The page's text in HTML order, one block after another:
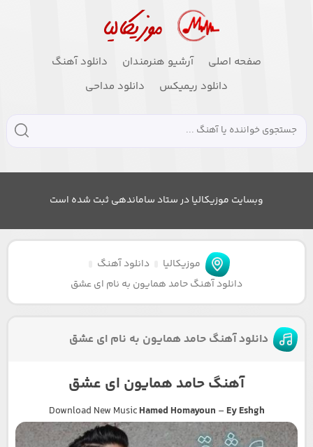
صفحه اصلی آرشیو هنرمندان
دانلود آهنگ
دانلود ریمیکس
دانلود مداحی
وبسایت موزیکالیا در ستاد ساماندهی ثبت شده است
موزیکالیا
دانلود آهنگ
دانلود آهنگ حامد همایون به نام ای عشق
دانلود آهنگ حامد همایون به نام ای عشق
آهنگ حامد همایون ای عشق
Download New MusicHamed Homayoun – Ey Eshgh